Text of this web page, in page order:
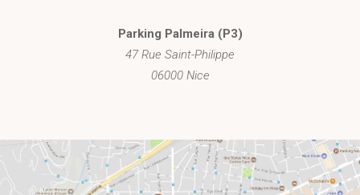
Parking Palmeira (P3)
47 Rue Saint-Philippe
06000 Nice